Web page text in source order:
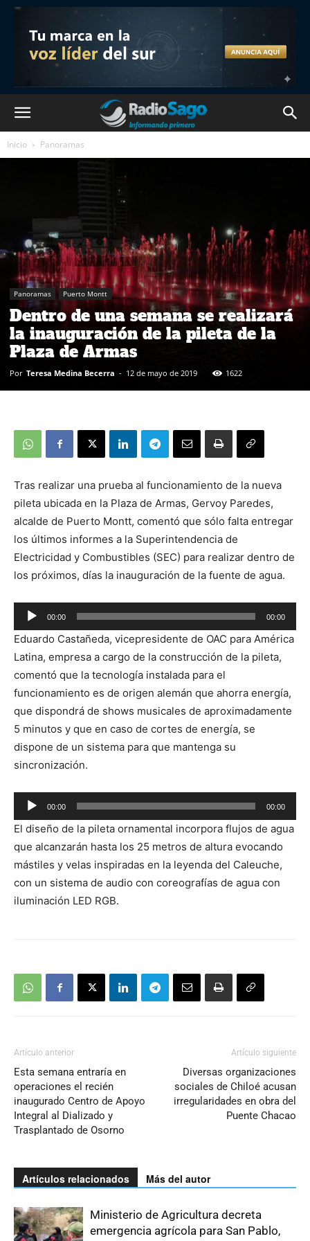
Inicio Panoramas
Panoramas Puerto Montt
Dentro de una semana se realizará
la inauguración de la pileta de la
Plaza de Armas
Por Teresa Medina Becerra - 12 de mayo de 2019 1622
Tras realizar una prueba al funcionamiento de la nueva
pileta ubicada en la Plaza de Armas, Gervoy Paredes,
alcalde de Puerto Montt, comentó que sólo falta entregar
los últimos informes a la Superintendencia de
Electricidad y Combustibles (SEC) para realizar dentro de
los próximos, días la inauguración de la fuente de agua.
Reproductor
de
audio
00:00 00:00
Eduardo Castañeda, vicepresidente de OAC para América
Latina, empresa a cargo de la construcción de la pileta,
comentó que la tecnología instalada para el
funcionamiento es de origen alemán que ahorra energía,
que dispondrá de shows musicales de aproximadamente
5 minutos y que en caso de cortes de energía, se
dispone de un sistema para que mantenga su
sincronización.
Reproductor
de
audio
00:00 00:00
El diseño de la pileta ornamental incorpora flujos de agua
que alcanzarán hasta los 25 metros de altura evocando
mástiles y velas inspiradas en la leyenda del Caleuche,
con un sistema de audio con coreografías de agua con
iluminación LED RGB.
Artículo anterior
Esta semana entraría en
operaciones el recién
inaugurado Centro de Apoyo
Integral al Dializado y
Trasplantado de Osorno
Artículo siguiente
Diversas organizaciones
sociales de Chiloé acusan
irregularidades en obra del
Puente Chacao
Artículos relacionados Más del autor
Ministerio de Agricultura decreta
emergencia agrícola para San Pablo,